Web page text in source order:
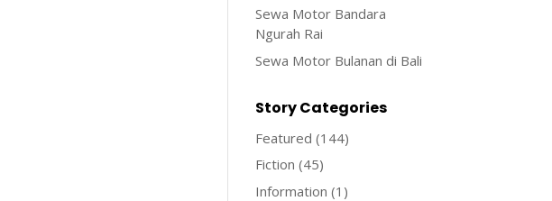
Sewa Motor Bandara
Ngurah Rai
Sewa Motor Bulanan di Bali
Story Categories
Featured (144)
Fiction (45)
Information (1)